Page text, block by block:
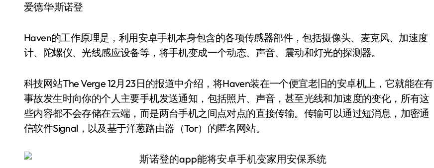
爱德华·斯诺登
Haven的工作原理是，利用安卓手机本身包含的各项传感器部件，包括摄像头、麦克风、加速度
计、陀螺仪、光线感应设备等，将手机变成一个动态、声音、震动和灯光的探测器。
科技网站The Verge 12月23日的报道中介绍，将Haven装在一个便宜老旧的安卓机上，它就能在有
事故发生时向你的个人主要手机发送通知，包括照片、声音，甚至光线和加速度的变化，所有这
些内容都不会存储在云端，而是两台手机之间点对点的直接传输。传输可以通过短消息，加密通
信软件Signal，以及基于洋葱路由器（Tor）的匿名网站。